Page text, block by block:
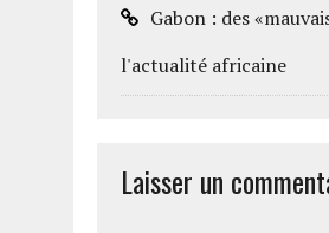
Gabon : des
l'actualité africaine
Laisser un